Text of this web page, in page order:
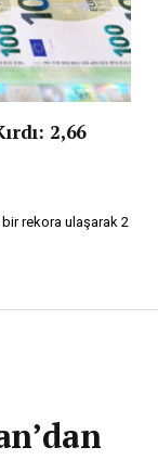
2,66
bir rekora ulaşarak 2